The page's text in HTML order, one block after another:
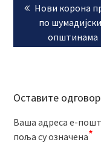
чланкаPrevious
post:
Нови корона
по
општинама
Оставите одговор
Ваша адреса е-
поља су означена*